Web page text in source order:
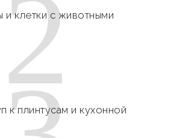
2
и клетки с животными
к плинтусам и кухонной